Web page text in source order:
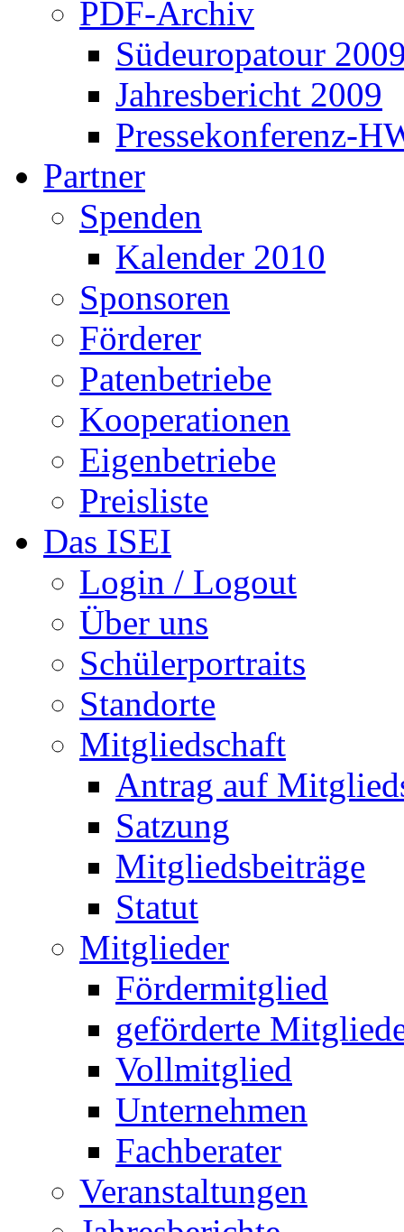
PDF-Archiv
Südeuropatour
Jahresbericht 2009
Pressekonferenz-
Partner
Spenden
Kalender 2010
Sponsoren
Förderer
Patenbetriebe
Kooperationen
Eigenbetriebe
Preisliste
Das ISEI
Login / Logout
Über uns
Schülerportraits
Standorte
Mitgliedschaft
Antrag auf
Satzung
Mitgliedsbeiträge
Statut
Mitglieder
Fördermitglied
geförderte
Vollmitglied
Unternehmen
Fachberater
Veranstaltungen